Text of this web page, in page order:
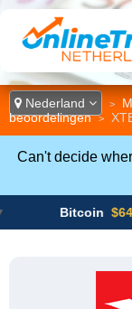
Nederland >
beoordelingen
>
Can't decide
$64846.0 ▲